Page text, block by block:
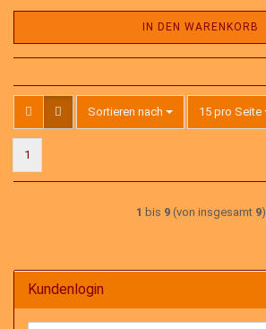
IN DEN WARENKORB
Sortieren nach
Sortieren nach 15 pro Seite
pro Seite
1
1 bis 9(von insgesamt 9)
Kundenlogin